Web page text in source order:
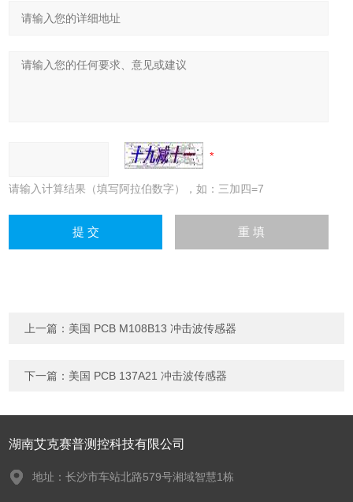
请输入计算结果（填写阿拉伯数字），如：三加四=7
上一篇： 美国 PCB M108B13 冲击波传感器
下一篇： 美国 PCB 137A21 冲击波传感器
湖南艾克赛普测控科技有限公司
地址：长沙市车站北路579号湘域智慧1栋